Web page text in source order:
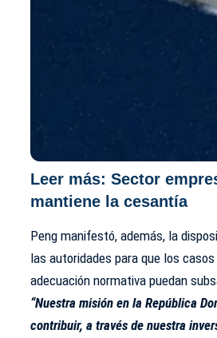
Leer más:Sector
mantiene la cesantía
Peng manifestó, además, la
las autoridades para que los
adecuación normativa puedan
“Nuestra misión en la República
contribuir, a través de nuestra